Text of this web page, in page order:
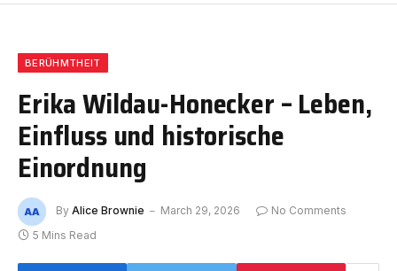
BERÜHMTHEIT
Erika Wildau-Honecker – Leben,
Einfluss und historische
Einordnung
By Alice Brownie March 29, 2026
No Comments
5 Mins Read